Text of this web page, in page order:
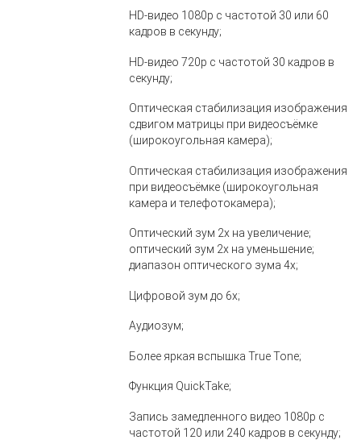
HD‑видео 1080p с частотой 30 или 60
кадров в секунду;
HD‑видео 720p с частотой 30 кадров в
секунду;
Оптическая стабилизация изображения
сдвигом матрицы при видеосъёмке
(широкоугольная камера);
Оптическая стабилизация изображения
при видеосъёмке (широкоугольная
камера и телефотокамера);
Оптический зум 2x на увеличение;
оптический зум 2x на уменьшение;
диапазон оптического зума 4x;
Цифровой зум до 6x;
Аудиозум;
Более яркая вспышка True Tone;
Функция QuickTake;
Запись замедленного видео 1080р с
частотой 120 или 240 кадров в секунду;